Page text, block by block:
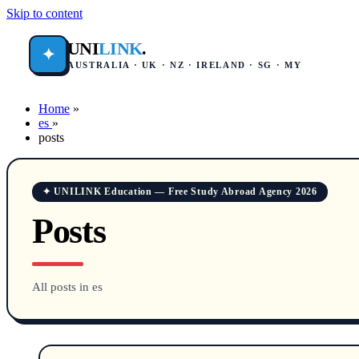
Skip to content
✦ UNILINK.
AUSTRALIA · UK · NZ · IRELAND · SG · MY
Home »
es »
posts
✦ UNILINK Education — Free Study Abroad Agency 2026
Posts
All posts in es